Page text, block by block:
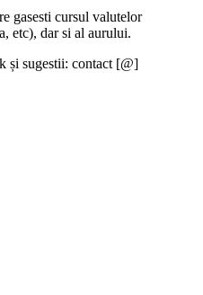
gasesti cursul valutelor
etc), dar si al aurului.
și sugestii: contact [@]